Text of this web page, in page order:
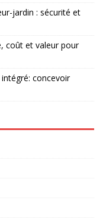
jardin : sécurité et
coût et valeur pour
concevoir